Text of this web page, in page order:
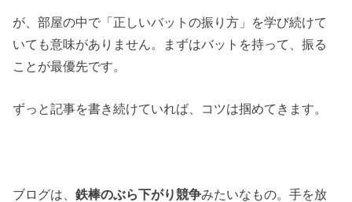
が、部屋の中で「正しいバットの振り方」を学び続けて
いても意味がありません。まずはバットを持って、振る
ことが最優先です。
ずっと記事を書き続けていれば、コツは掴めてきます。
ブログは、鉄棒のぶら下がり競争みたいなもの。手を放